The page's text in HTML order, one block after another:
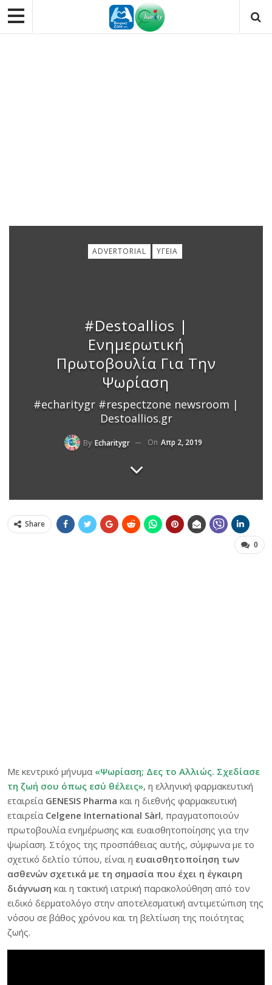
ADVERTORIAL ΥΓΕΊΑ
#destoallios |
Ενημερωτική
Πρωτοβουλία Για Την
Ψωρίαση
#echaritygr #respectzone newsroom |
Destoallios.gr
By Echaritygr On Απρ 2, 2019
Share
0
Με κεντρικό μήνυμα «Ψωρίαση; Δες το Αλλιώς. Σχεδίασε
τη ζωή σου όπως εσύ θέλεις», η ελληνική φαρμακευτική
εταιρεία GENESIS Pharma και η διεθνής φαρμακευτική
εταιρεία Celgene International Sàrl, πραγματοποιούν
πρωτοβουλία ενημέρωσης και ευαισθητοποίησης για την
ψωρίαση. Στόχος της προσπάθειας αυτής, σύμφωνα με το
σχετικό δελτίο τύπου, είναι η ευαισθητοποίηση των
ασθενών σχετικά με τη σημασία που έχει η έγκαιρη
διάγνωση και η τακτική ιατρική παρακολούθηση από τον
ειδικό δερματολόγο στην αποτελεσματική αντιμετώπιση της
νόσου σε βάθος χρόνου και τη βελτίωση της ποιότητας
ζωής.